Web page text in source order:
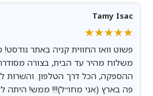
Tamy Isac
★★★★★
★★★★★
פשוט וואו החווית קניה באתר
משלוח מהיר עד הבית, בצורה
ההספקה, הכל דרך הטלפון. והשרות
פה בארץ (אני מחו״ל)!!! ממש! היתה